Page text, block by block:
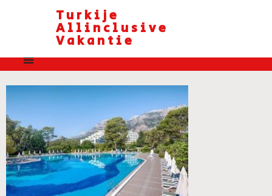
Turkije
Allinclusive
Vakantie